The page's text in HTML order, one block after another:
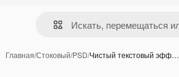
Главная/Стоковый/PSD/Чистый текстовый эфф…